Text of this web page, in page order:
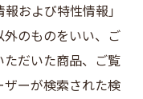
および特性情報」
のものをいい、ご
だいた商品、ご覧
ーが検索された検